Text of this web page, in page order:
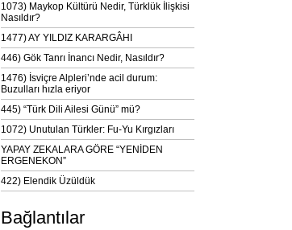
1073) Maykop Kültürü Nedir, Türklük İlişkisi
Nasıldır?
1477) AY YILDIZ KARARGÂHI
446) Gök Tanrı İnancı Nedir, Nasıldır?
1476) İsviçre Alpleri’nde acil durum:
Buzulları hızla eriyor
445) “Türk Dili Ailesi Günü” mü?
1072) Unutulan Türkler: Fu-Yu Kırgızları
YAPAY ZEKALARA GÖRE “YENİDEN
ERGENEKON”
422) Elendik Üzüldük
Bağlantılar